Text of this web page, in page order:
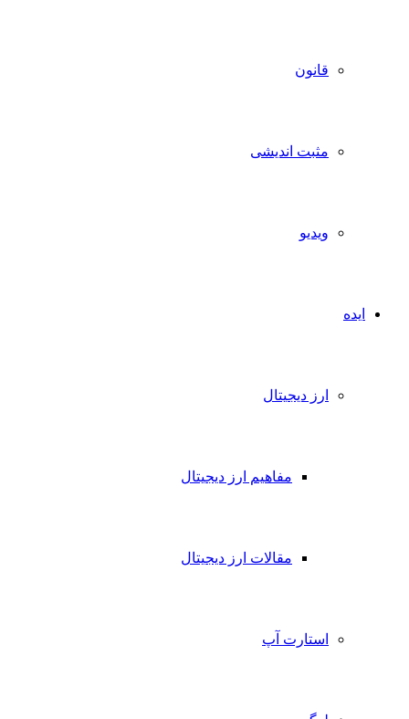
قانون
مثبت اندیشی
ویدیو
ایده
ارز دیجیتال
مفاهیم ارز دیجیتال
مقالات ارز دیجیتال
استارت آپ